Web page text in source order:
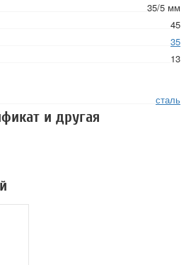
35/5 мм
45
35
13
сталь
и другая